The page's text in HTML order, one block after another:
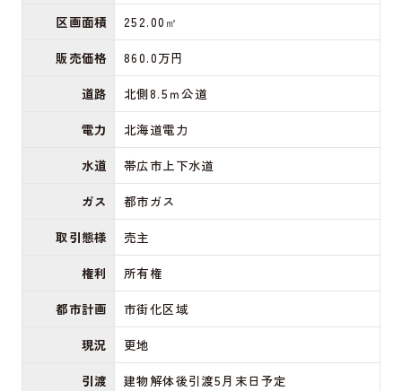
区画面積
252.00㎡
販売価格
860.0万円
道路
北側8.5ｍ公道
電力
北海道電力
水道
帯広市上下水道
ガス
都市ガス
取引態様
売主
権利
所有権
都市計画
市街化区域
現況
更地
引渡
建物解体後引渡5月末日予定